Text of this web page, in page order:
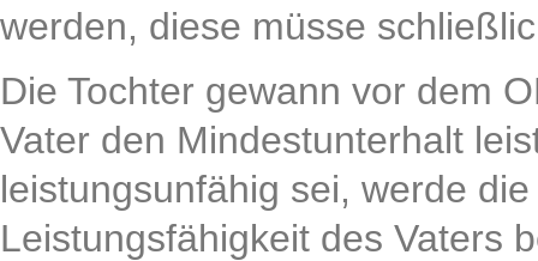
werden, diese müsse
Die Tochter gewann vor dem
Vater den Mindestunterhalt
leistungsunfähig sei, werde
Leistungsfähigkeit des Vaters